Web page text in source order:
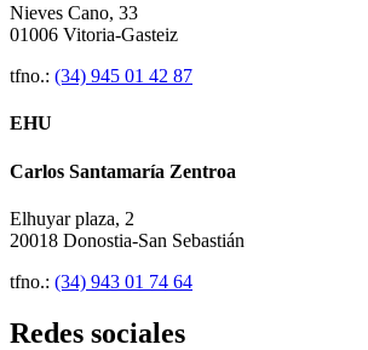
Nieves Cano, 33
01006 Vitoria-Gasteiz
tfno.: (34) 945 01 42 87
EHU
Carlos Santamaría Zentroa
Elhuyar plaza, 2
20018 Donostia-San Sebastián
tfno.: (34) 943 01 74 64
Redes sociales